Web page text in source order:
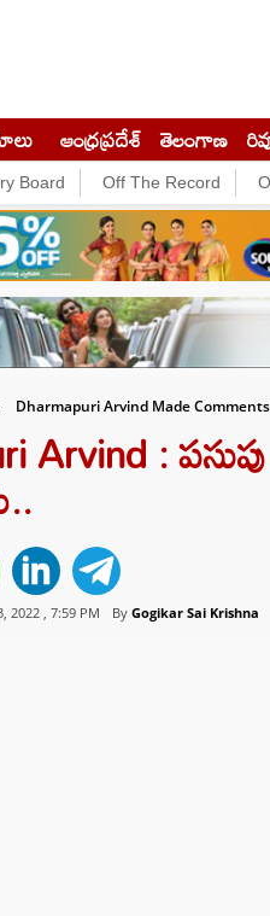
ఆంధ్రప్రదేశ్ తెలంగాణ
Board Off The Record
Dharmapuri Arvind Made
Arvind :
2022 , 7:59 PM By Gogikar Sai Krishna